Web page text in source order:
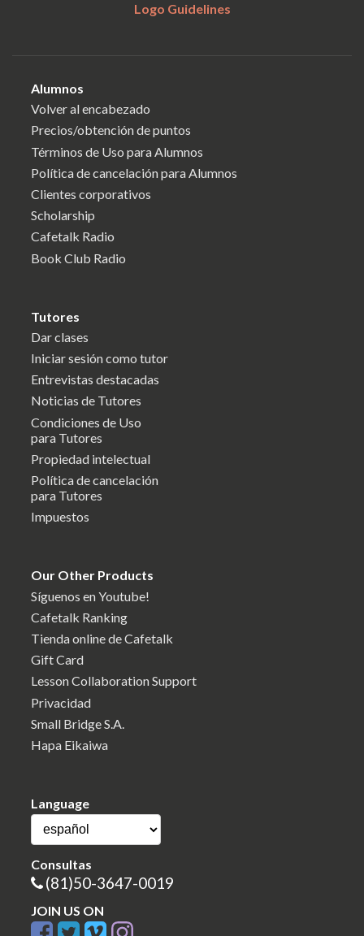
Logo Guidelines
Alumnos
Volver al encabezado
Precios/obtención de puntos
Términos de Uso para Alumnos
Política de cancelación para Alumnos
Clientes corporativos
Scholarship
Cafetalk Radio
Book Club Radio
Tutores
Dar clases
Iniciar sesión como tutor
Entrevistas destacadas
Noticias de Tutores
Condiciones de Uso
para Tutores
Propiedad intelectual
Política de cancelación
para Tutores
Impuestos
Our Other Products
Síguenos en Youtube!
Cafetalk Ranking
Tienda online de Cafetalk
Gift Card
Lesson Collaboration Support
Privacidad
Small Bridge S.A.
Hapa Eikaiwa
Language
Consultas
(81)50-3647-0019
JOIN US ON